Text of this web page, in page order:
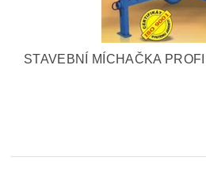
STAVEBNÍ MÍCHAČKA